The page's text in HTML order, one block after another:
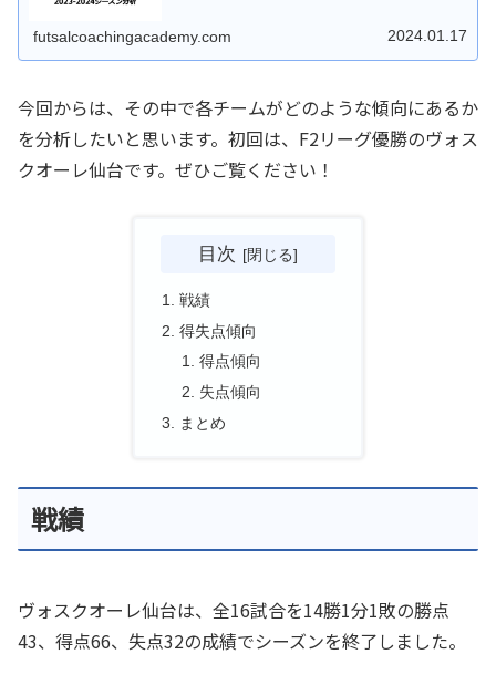
futsalcoachingacademy.com 2024.01.17
今回からは、その中で各チームがどのような傾向にあるか
を分析したいと思います。初回は、F2リーグ優勝のヴォス
クオーレ仙台です。ぜひご覧ください！
目次
戦績
得失点傾向
得点傾向
失点傾向
まとめ
戦績
ヴォスクオーレ仙台は、全16試合を14勝1分1敗の勝点
43、得点66、失点32の成績でシーズンを終了しました。